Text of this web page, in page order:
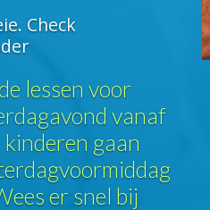
Check
lessen voor
vanaf
gaan
er snel bij